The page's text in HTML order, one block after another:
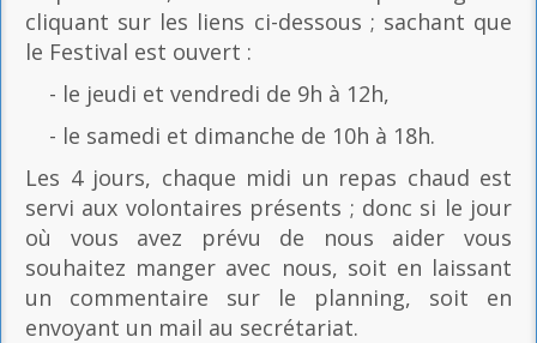
cliquant sur les liens ci-dessous ; sachant que
le Festival est ouvert :
- le jeudi et vendredi de 9h à 12h,
- le samedi et dimanche de 10h à 18h.
Les 4 jours, chaque midi un repas chaud est
servi aux volontaires présents ; donc si le jour
où vous avez prévu de nous aider vous
souhaitez manger avec nous, soit en laissant
un commentaire sur le planning, soit en
envoyant un mail au secrétariat.